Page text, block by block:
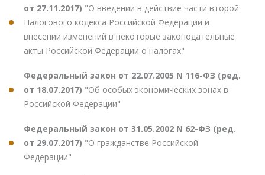
от 27.11.2017) "О введении в действие части второй
Налогового кодекса Российской Федерации и
внесении изменений в некоторые законодательные
акты Российской Федерации о налогах"
Федеральный закон от 22.07.2005 N 116-ФЗ (ред.
от 18.07.2017) "Об особых экономических зонах в
Российской Федерации"
Федеральный закон от 31.05.2002 N 62-ФЗ (ред.
от 29.07.2017) "О гражданстве Российской
Федерации"